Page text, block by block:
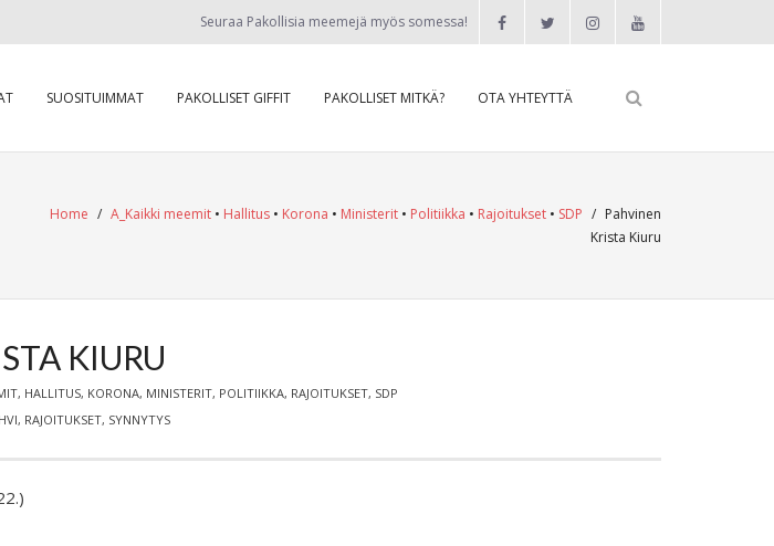
Seuraa Pakollisia meemejä myös somessa!
SUOSITUIMMAT PAKOLLISET GIFFIT PAKOLLISET MITKÄ? OTA YHTEYTTÄ
Home / A_Kaikki meemit • Hallitus • Korona • Ministerit • Politiikka • Rajoitukset • SDP / Pahvinen
Krista Kiuru
KIURU
, HALLITUS, KORONA, MINISTERIT, POLITIIKKA, RAJOITUKSET, SDP
, RAJOITUKSET, SYNNYTYS